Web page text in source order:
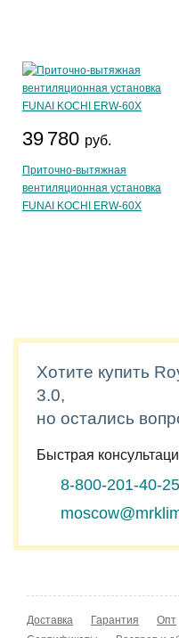
39 780 руб.
Приточно-вытяжная
вентиляционная установка
FUNAI KOCHI ERW-60X
Хотите купить
3.0,
но остались
Быстрая
8-800-201-40-25
Доставка Гарантия Опт